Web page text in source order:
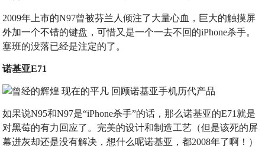
2009年上市的N97曾被芬兰人倾注了大量心血，巨大的触摸屏
外加一个不错的键盘，可惜又是一个一去不回的iPhone杀手。
塞班的没落已经是注定的了。
诺基亚E71
如果说N95和N97是“iPhone杀手”的话，那么诺基亚的E71就是
对黑莓的有力回应了。完美的设计和制造工艺（但是该死的屏
幕进灰却还是没有解决，想什么呢诺基亚，都2008年了啊！）